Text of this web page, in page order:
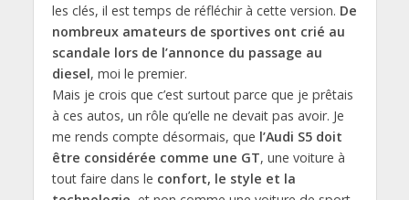
les clés, il est temps de réfléchir à cette version. De
nombreux amateurs de sportives ont crié au
scandale lors de l’annonce du passage au
diesel, moi le premier.
Mais je crois que c’est surtout parce que je prêtais
à ces autos, un rôle qu’elle ne devait pas avoir. Je
me rends compte désormais, que l’Audi S5 doit
être considérée comme une GT, une voiture à
tout faire dans le confort, le style et la